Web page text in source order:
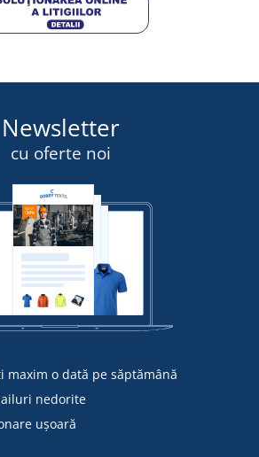
Newsletter
cu oferte noi
maxim o dată pe săptămână
nedorite
ușoară